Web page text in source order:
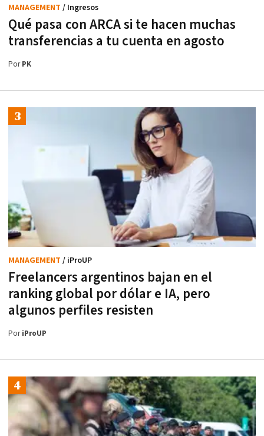
Qué pasa con ARCA si te hacen muchas
transferencias a tu cuenta en agosto
MANAGEMENT / Ingresos
PorPK
Freelancers argentinos bajan en el
ranking global por dólar e IA, pero
algunos perfiles resisten
MANAGEMENT / iProUP
PoriProUP